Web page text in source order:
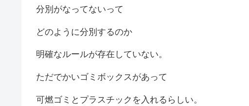
分別がなってないって
どのように分別するのか
明確なルールが存在していない。
ただでかいゴミボックスがあって
可燃ゴミとプラスチックを入れるらしい。